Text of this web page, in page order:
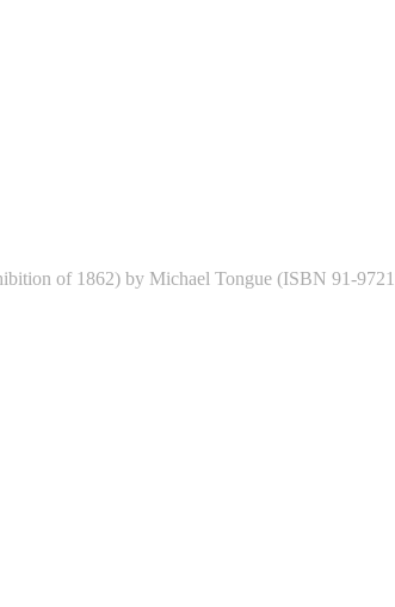
of 1862) by Michael Tongue (ISBN 91-